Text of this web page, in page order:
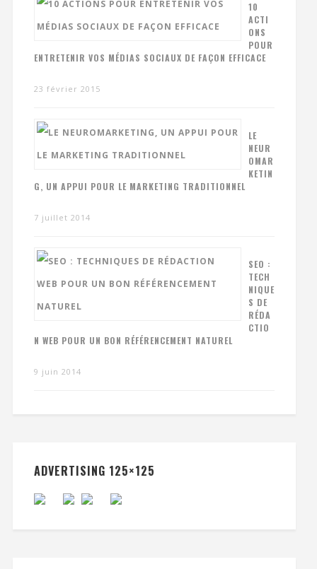
10
ACTI
ONS
POUR
ENTRETENIR VOS MÉDIAS SOCIAUX DE FAÇON EFFICACE
23 février 2015
LE
NEUR
OMAR
KETIN
G, UN APPUI POUR LE MARKETING TRADITIONNEL
7 juillet 2014
SEO :
TECH
NIQUE
S DE
RÉDA
CTIO
N WEB POUR UN BON RÉFÉRENCEMENT NATUREL
9 juin 2014
ADVERTISING 125×125